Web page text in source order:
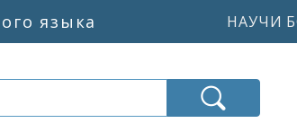
языка НАУЧИ